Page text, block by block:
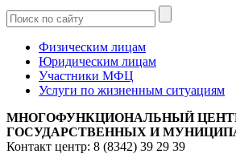
Физическим лицам
Юридическим лицам
Участники МФЦ
Услуги по жизненным ситуациям
МНОГОФУНКЦИОНАЛЬНЫЙ
ГОСУДАРСТВЕННЫХ И
Контакт центр: 8 (8342) 39 29 39